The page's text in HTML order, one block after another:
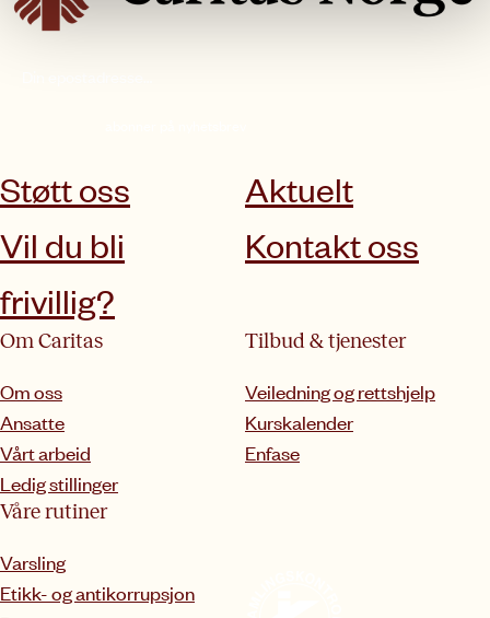
Støtt oss
Aktuelt
Vil du bli
frivillig?
Kontakt oss
Om Caritas
Om oss
Ansatte
Vårt arbeid
Ledig stillinger
Tilbud & tjenester
Veiledning og rettshjelp
Kurskalender
Enfase
Våre rutiner
Varsling
Etikk- og antikorrupsjon